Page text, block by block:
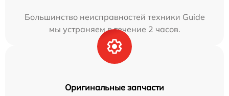
Большинство неисправностей техники Guide
мы устраняем в течение 2 часов.
Оригинальные запчасти